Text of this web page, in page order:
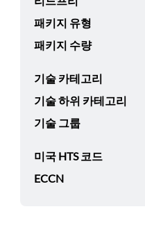
패키지 유형
패키지 수량
기술 카테고리
기술 하위 카테고리
기술 그룹
미국 HTS 코드
ECCN